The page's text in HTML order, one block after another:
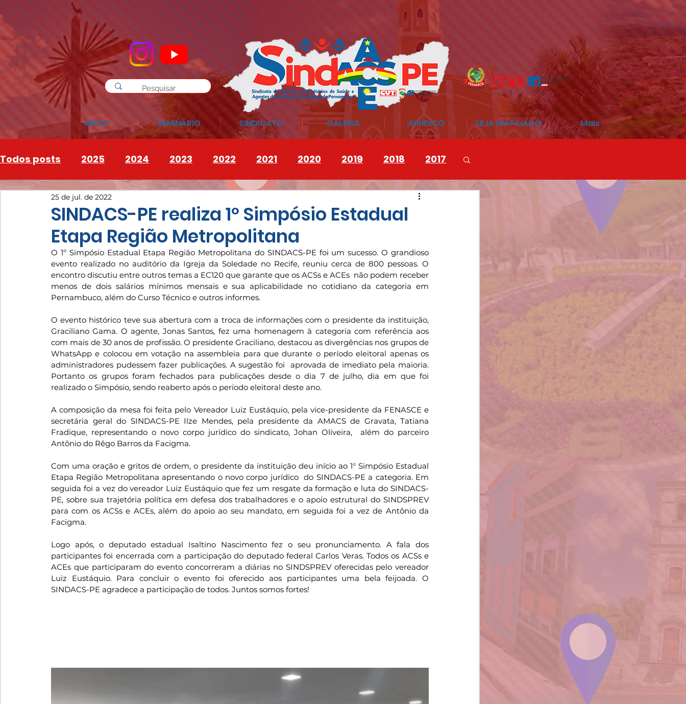
INÍCIO SEMINÁRIO SINDICATO GALERIA JURÍDICO SEJA UM FILIADO Mais
Todos posts 2025 2024 2023 2022 2021 2020 2019 2018 2017
INSTAGRAM 2026
SINDACS-PE realiza 1º Simpósio Estadual
Etapa Região Metropolitana
25 de jul. de 2022
O 1º Simpósio Estadual Etapa Região Metropolitana do SINDACS-PE foi um sucesso. O grandioso
evento realizado no auditório da Igreja da Soledade no Recife, reuniu cerca de 800 pessoas. O
encontro discutiu entre outros temas a EC120 que garante que os ACSs e ACEs  não podem receber
menos de dois salários mínimos mensais e sua aplicabilidade no cotidiano da categoria em
Pernambuco, além do Curso Técnico e outros informes.
O evento histórico teve sua abertura com a troca de informações com o presidente da instituição,
Graciliano Gama. O agente, Jonas Santos, fez uma homenagem à categoria com referência aos
com mais de 30 anos de profissão. O presidente Graciliano, destacou as divergências nos grupos de
WhatsApp e colocou em votação na assembleia para que durante o período eleitoral apenas os
administradores pudessem fazer publicações. A sugestão foi  aprovada de imediato pela maioria.
Portanto os grupos foram fechados para publicações desde o dia 7 de julho, dia em que foi
realizado o Simpósio, sendo reaberto após o período eleitoral deste ano.
A composição da mesa foi feita pelo Vereador Luiz Eustáquio, pela vice-presidente da FENASCE e
secretária geral do SINDACS-PE Ilze Mendes, pela presidente da AMACS de Gravata, Tatiana
Fradique, representando o novo corpo jurídico do sindicato, Johan Oliveira,  além do parceiro
Antônio do Rêgo Barros da Facigma.
Com uma oração e gritos de ordem, o presidente da instituição deu início ao 1° Simpósio Estadual
Etapa Região Metropolitana apresentando o novo corpo jurídico  do SINDACS-PE a categoria. Em
seguida foi a vez do vereador Luiz Eustáquio que fez um resgate da formação e luta do SINDACS-
PE, sobre sua trajetória política em defesa dos trabalhadores e o apoio estrutural do SINDSPREV
para com os ACSs e ACEs, além do apoio ao seu mandato, em seguida foi a vez de Antônio da
Facigma.
Logo após, o deputado estadual Isaltino Nascimento fez o seu pronunciamento. A fala dos
participantes foi encerrada com a participação do deputado federal Carlos Veras. Todos os ACSs e
ACEs que participaram do evento concorreram a diárias no SINDSPREV oferecidas pelo vereador
Luiz Eustáquio. Para concluir o evento foi oferecido aos participantes uma bela feijoada. O
SINDACS-PE agradece a participação de todos. Juntos somos fortes!